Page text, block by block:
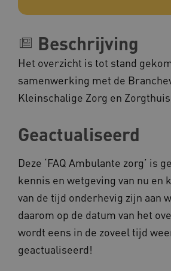
Beschrijving
Het overzicht is tot stand
samenwerking met de
Kleinschalige Zorg en Zorgthuis.
Geactualiseerd
Deze ‘FAQ Ambulante zorg’ is
kennis en wetgeving van nu en
van de tijd onderhevig zijn aan
daarom op de datum van het
wordt eens in de zoveel tijd
geactualiseerd!
__Secure-YNID
__Secure-
ROLLOUT_TOKEN
FPLC
__cf_bm
BCSessionID
Google Privacy